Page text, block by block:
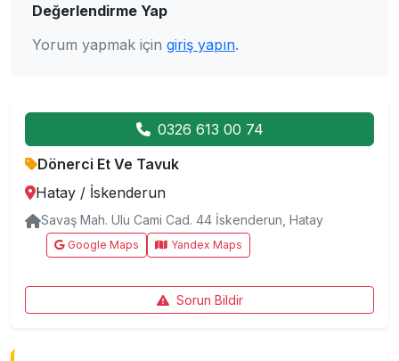
Değerlendirme Yap
Yorum yapmak için giriş yapın.
0326 613 00 74
Dönerci Et Ve Tavuk
Hatay / İskenderun
Savaş Mah. Ulu Cami Cad. 44 İskenderun, Hatay
Google Maps Yandex Maps
Sorun Bildir